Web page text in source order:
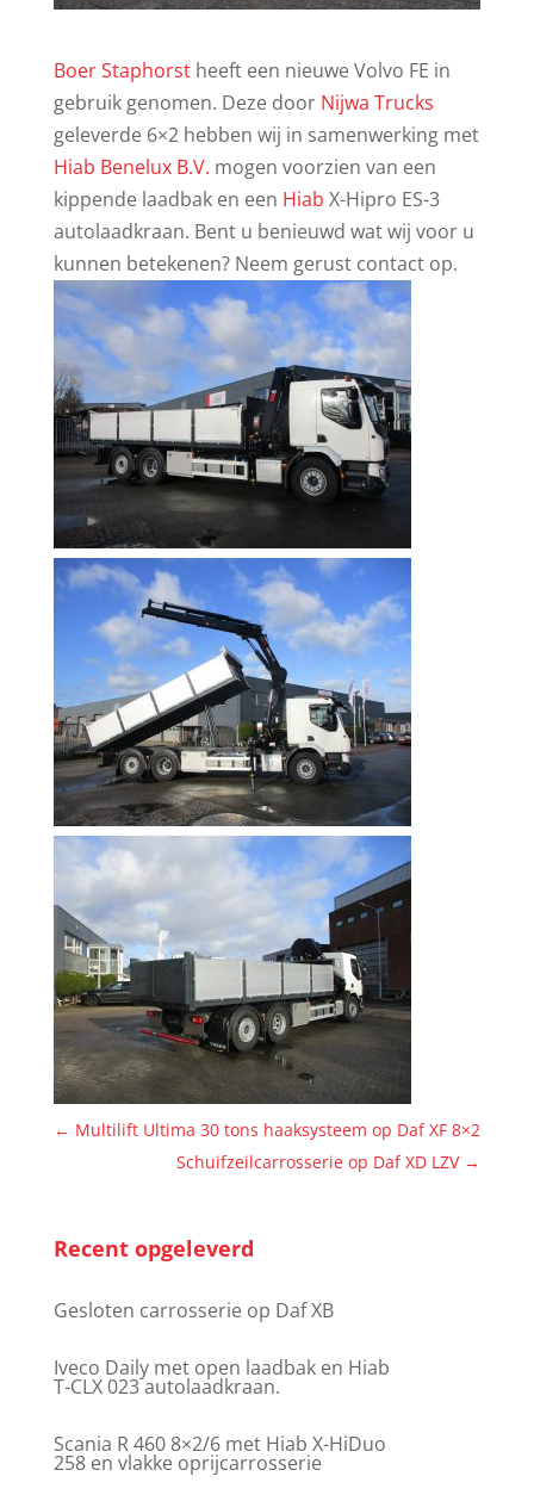
Boer Staphorstheeft een nieuwe Volvo FE in
gebruik genomen. Deze door Nijwa Trucks
geleverde 6×2 hebben wij in samenwerking met
Hiab Benelux B.V. mogen voorzien van een
kippende laadbak en een Hiab X-Hipro ES-3
autolaadkraan. Bent u benieuwd wat wij voor u
kunnen betekenen? Neem gerust contact op.
← Multilift Ultima 30 tons haaksysteem op Daf XF 8×2
Schuifzeilcarrosserie op Daf XD LZV →
Recent opgeleverd
Gesloten carrosserie op Daf XB
Iveco Daily met open laadbak en Hiab
T-CLX 023 autolaadkraan.
Scania R 460 8×2/6 met Hiab X-HiDuo
258 en vlakke oprijcarrosserie